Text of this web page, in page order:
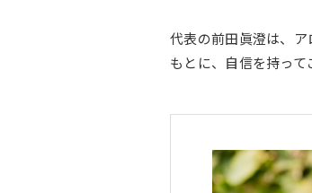
代表の前田眞澄は、
もとに、自信を持って